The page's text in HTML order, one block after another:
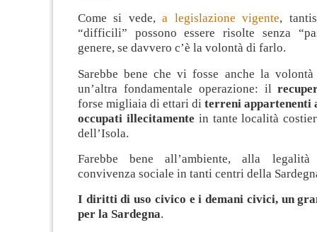
Come si vede,a legislazione vigente,
“difficili” possono essere risolte senza
genere, se davvero c’è la volontà di farlo.
Sarebbe bene che vi fosse anche la
un’altra fondamentale operazione: il
forse migliaia di ettari di terreni appartenenti
occupati illecitamente in tante località
dell’Isola.
Farebbe bene all’ambiente, alla
convivenza sociale in tanti centri della
I diritti di uso civico e i demani civici, un
per la Sardegna.